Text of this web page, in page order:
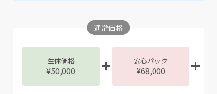
通常価格
生体価格
¥50,000
安心パック
¥68,000